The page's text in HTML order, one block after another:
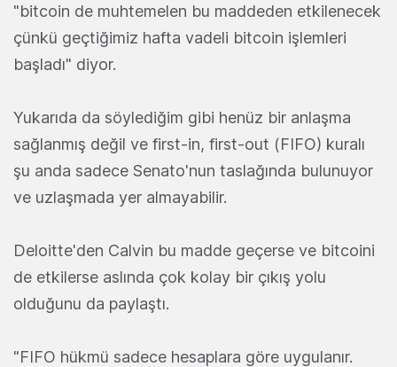
"bitcoin de muhtemelen bu maddeden etkilenecek
çünkü geçtiğimiz hafta vadeli bitcoin işlemleri
başladı" diyor.
Yukarıda da söylediğim gibi henüz bir anlaşma
sağlanmış değil ve first-in, first-out (FIFO) kuralı
şu anda sadece Senato'nun taslağında bulunuyor
ve uzlaşmada yer almayabilir.
Deloitte'den Calvin bu madde geçerse ve bitcoini
de etkilerse aslında çok kolay bir çıkış yolu
olduğunu da paylaştı.
"FIFO hükmü sadece hesaplara göre uygulanır.